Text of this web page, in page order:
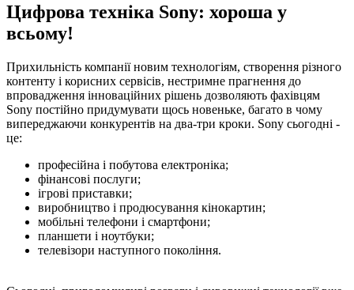
Цифрова техніка Sony: хороша у
всьому!
Прихильність компанії новим технологіям, створення різного
контенту і корисних сервісів, нестримне прагнення до
впровадження інноваційних рішень дозволяють фахівцям
Sony постійно придумувати щось новеньке, багато в чому
випереджаючи конкурентів на два-три кроки. Sony сьогодні -
це:
професійна і побутова електроніка;
фінансові послуги;
ігрові приставки;
виробництво і продюсування кінокартин;
мобільні телефони і смартфони;
планшети і ноутбуки;
телевізори наступного покоління.